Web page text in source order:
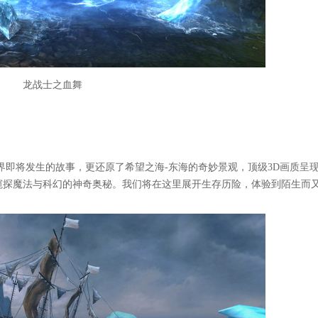
龙战士之血舞
将发生的故事，更还原了希望之海-东海的奇妙景观，顶级3D画质呈
魔法与科幻的神奇奥秘。我们将在这里展开生存历险，体验到陌生而